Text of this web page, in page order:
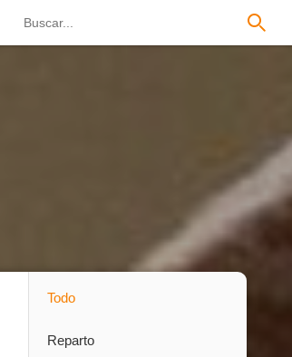
Todo
Reparto